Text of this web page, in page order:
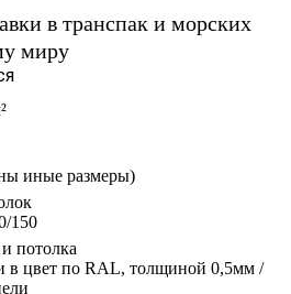
в транспак и морских
миру
иные размеры)
150
потолка
в цвет по RAL, толщиной 0,5мм /